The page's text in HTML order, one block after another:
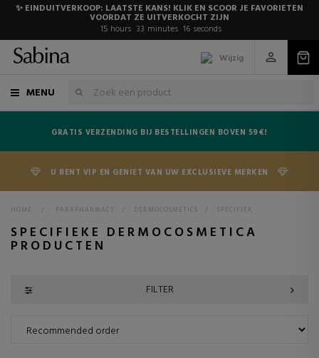
✨ EINDUITVERKOOP: LAATSTE KANS! KLIK EN SCOOR JE FAVORIETEN
VOORDAT ZE UITVERKOCHT ZIJN
15 hours 33 minutes 16 seconds
Wijzig
MENU
GRATIS VERZENDING BIJ BESTELLINGEN BOVEN 59€!
U BENT VIP EN GENIET VAN UW EXCLUSIEVE MERKEN
HOME > PARAPHARMACY > DERMOCOSMETICS > SPECIFIEK
SPECIFIEKE DERMOCOSMETICA
PRODUCTEN
FILTER